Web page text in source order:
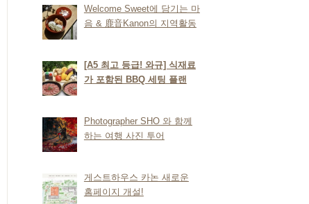
Welcome Sweet에 담기는 마
음 & 鹿音Kanon의 지역활동
[A5 최고 등급! 와규] 식재료
가 포함된 BBQ 세팅 플랜
Photographer SHO 와 함께
하는 여행 사진 투어
게스트하우스 카논 새로운
홈페이지 개설!